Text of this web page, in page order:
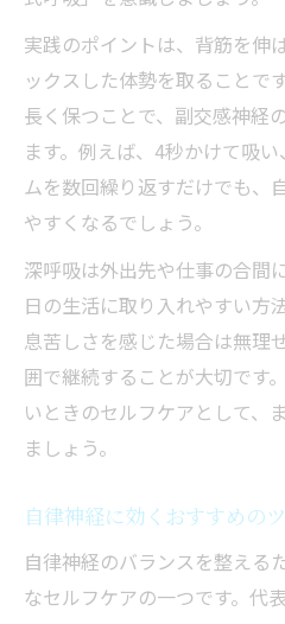
実践のポイントは、背筋を伸
ックスした体勢を取ることで
長く保つことで、副交感神経
ます。例えば、4秒かけて吸
ムを数回繰り返すだけでも、
やすくなるでしょう。
深呼吸は外出先や仕事の合間
日の生活に取り入れやすい方
息苦しさを感じた場合は無理
囲で継続することが大切です
いときのセルフケアとして、
ましょう。
自律神経に効くおすすめの
自律神経のバランスを整える
なセルフケアの一つです。代